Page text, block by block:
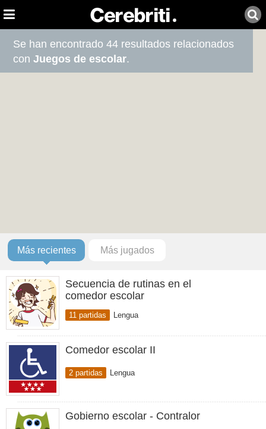
Se han encontrado 44 resultados relacionados
conJuegos de escolar.
Más recientes Más jugados
Secuencia de rutinas en el
comedor escolar
11 partidas Lengua
Comedor escolar II
2 partidas Lengua
Gobierno escolar - Contralor